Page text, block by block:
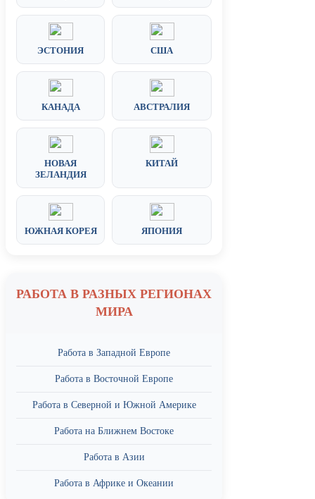
ЭСТОНИЯ США
КАНАДА АВСТРАЛИЯ
НОВАЯ
ЗЕЛАНДИЯ
КИТАЙ
ЮЖНАЯ КОРЕЯ ЯПОНИЯ
РАБОТА В РАЗНЫХ РЕГИОНАХ
МИРА
Работа в Западной Европе
Работа в Восточной Европе
Работа в Северной и Южной Америке
Работа на Ближнем Востоке
Работа в Азии
Работа в Африке и Океании